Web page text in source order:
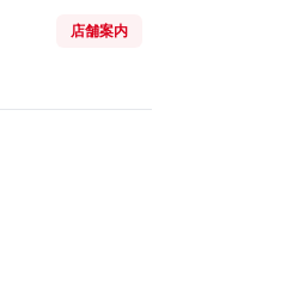
店舗案内